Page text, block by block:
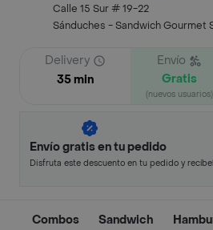
Calle 15 Sur # 19-22
Sánduches - Sandwich Gourmet
Delivery
35 min
Envío
Gratis
(nuevos usuarios)
Envío gratis en tu pedido
Disfruta este descuento en tu pedido y
Combos Sandwich